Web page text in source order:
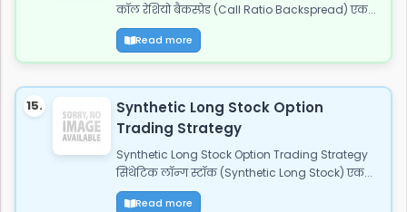
कॉल रेशियो बैकस्प्रेड (Call Ratio Backspread) एक...
Read more
15.
Synthetic Long Stock Option
Trading Strategy
Synthetic Long Stock Option Trading Strategy
सिंथेटिक लॉन्ग स्टॉक (Synthetic Long Stock) एक...
Read more